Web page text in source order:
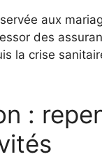
aux
des
la crise
: